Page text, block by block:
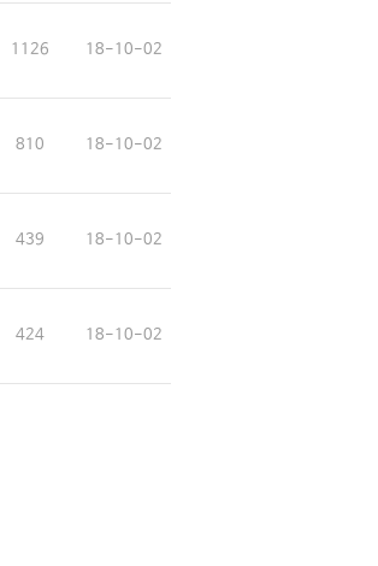
1126 18-10-02
810 18-10-02
439 18-10-02
424 18-10-02